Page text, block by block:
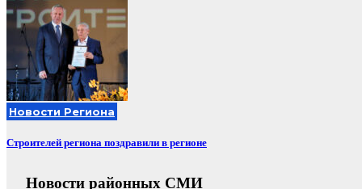
Новости Региона
Строителей региона поздравили в регионе